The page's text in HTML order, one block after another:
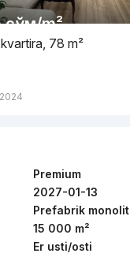
сўм/m²
95 m²
78 m²
Premium
2027-01-13
Prefabrik monolit
15 000 m²
Er usti/osti